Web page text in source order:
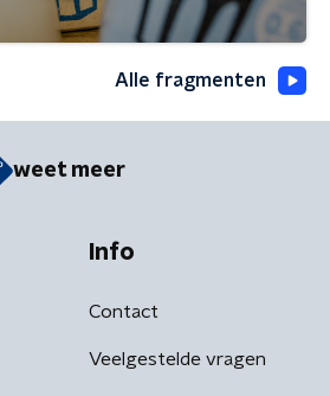
Alle fragmenten
weet meer
Info
Contact
Veelgestelde vragen